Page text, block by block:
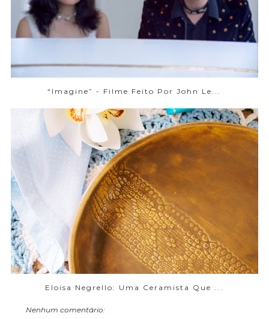
“Imagine” - Filme Feito Por John Le...
Eloisa Negrello: Uma Ceramista Que ...
Nenhum comentário: